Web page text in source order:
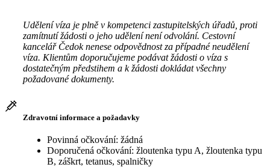
Udělení víza je plně v kompetenci zastupitelských úřadů, proti
zamítnutí žádosti o jeho udělení není odvolání. Cestovní
kancelář Čedok nenese odpovědnost za případné neudělení
víza. Klientům doporučujeme podávat žádosti o víza s
dostatečným předstihem a k žádosti dokládat všechny
požadované dokumenty.
Zdravotní informace a požadavky
Povinná očkování: žádná
Doporučená očkování: žloutenka typu A, žloutenka typu
B, záškrt, tetanus, spalničky